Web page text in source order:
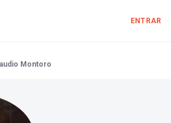
ENTRAR
Montoro